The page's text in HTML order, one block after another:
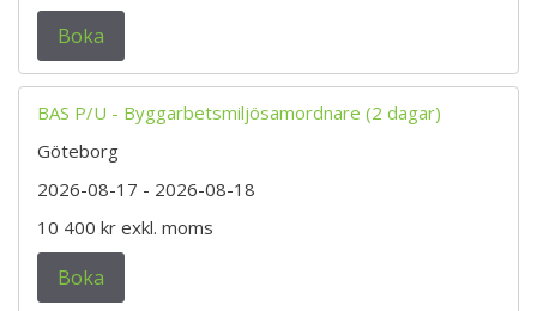
Boka
BAS P/U - Byggarbetsmiljösamordnare (2 dagar)
Göteborg
2026-08-17 - 2026-08-18
10 400 kr exkl. moms
Boka